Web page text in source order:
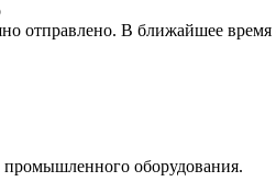
отправлено. В ближайшее время
оборудования.